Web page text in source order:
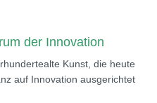
der Innovation
Kunst, die heute
auf Innovation ausgerichtet